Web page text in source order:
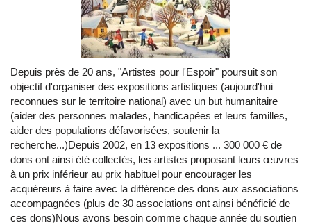
Depuis près de 20 ans, "Artistes pour l'Espoir" poursuit son
objectif d'organiser des expositions artistiques (aujourd'hui
reconnues sur le territoire national) avec un but humanitaire
(aider des personnes malades, handicapées et leurs familles,
aider des populations défavorisées, soutenir la
recherche...)Depuis 2002, en 13 expositions ... 300 000 € de
dons ont ainsi été collectés, les artistes proposant leurs œuvres
à un prix inférieur au prix habituel pour encourager les
acquéreurs à faire avec la différence des dons aux associations
accompagnées (plus de 30 associations ont ainsi bénéficié de
ces dons)Nous avons besoin comme chaque année du soutien